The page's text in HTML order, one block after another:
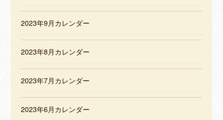
2023年9月カレンダー
2023年8月カレンダー
2023年7月カレンダー
2023年6月カレンダー